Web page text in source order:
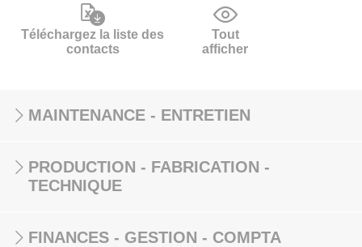
Téléchargez la liste des
contacts
Tout
afficher
MAINTENANCE - ENTRETIEN
PRODUCTION - FABRICATION -
TECHNIQUE
FINANCES - GESTION - COMPTA